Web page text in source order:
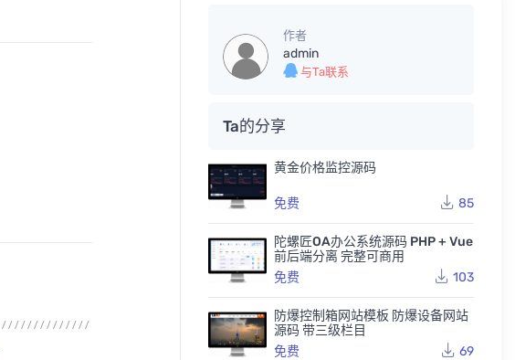
作者
admin
与Ta联系
Ta的分享
黄金价格监控源码
免费 85
陀螺匠OA办公系统源码 PHP + Vue
前后端分离 完整可商用
免费
103
防爆控制箱网站模板 防爆设备网站
源码 带三级栏目
免费
69